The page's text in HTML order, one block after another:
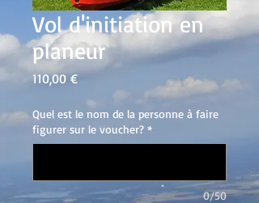
Vol d'initiation en
planeur
110,00 €Prix
Quel est le nom de la personne à faire
figurer sur le voucher? *
0/50